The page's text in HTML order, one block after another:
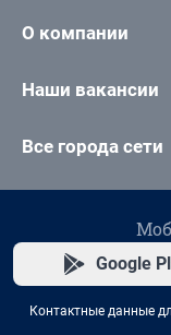
О компании
Наши вакансии
Все города сети
Google
Контактные данные